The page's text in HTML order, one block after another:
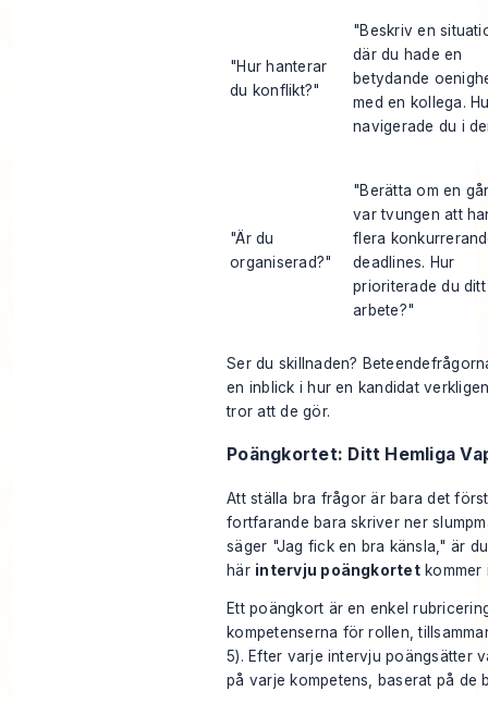
"Hur hanterar
du konflikt?"
"Beskriv en
där du hade en
betydande
med en kollega.
navigerade du i
"Är du
organiserad?"
"Berätta om en
var tvungen att
flera
deadlines. Hur
prioriterade du ditt
arbete?"
Ser du skillnaden?
en inblick i hur en kandidat
tror att de gör.
Poängkortet: Ditt Hemliga
Att ställa bra frågor är bara det
fortfarande bara skriver ner
säger "Jag fick en bra känsla," är
här intervju poängkortetkommer
Ett poängkort är en enkel
kompetenserna för rollen,
5). Efter varje intervju poängsätter
på varje kompetens, baserat på de